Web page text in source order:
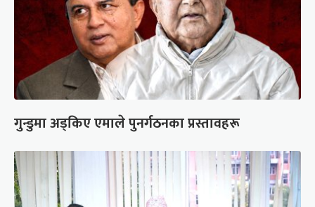
गुन्डुमा अड्किए एमाले पुनर्गठनका प्रस्तावहरू